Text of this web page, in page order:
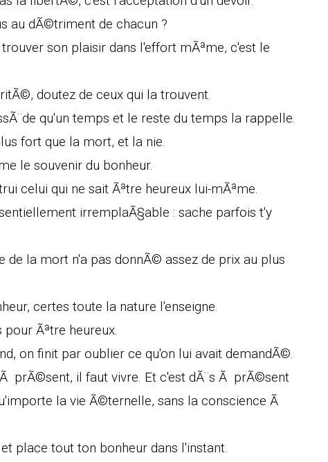
au dÃ©triment de chacun ?
son plaisir dans l'effort mÃªme, c'est le
doutez de ceux qui la trouvent.
qu'un temps et le reste du temps la rappelle.
fort que la mort, et la nie.
le souvenir du bonheur.
celui qui ne sait Ãªtre heureux lui-mÃªme.
irremplaÃ§able : sache parfois t'y
de la mort n'a pas donnÃ© assez de prix au plus
certes toute la nature l'enseigne.
Ãªtre heureux.
on finit par oublier ce qu'on lui avait demandÃ©.
prÃ©sent, il faut vivre. Et c'est dÃ¨s Ã prÃ©sent
la vie Ã©ternelle, sans la conscience Ã
place tout ton bonheur dans l'instant.